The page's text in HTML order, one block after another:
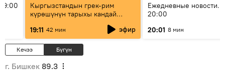
Кыргызстандын грек-рим
күрөшүнүн тарыхы кандай
19:11 42 мин эфир
Ежедневные новости.
20:00
20:01 8 мин
Кечээ Бүгүн
г. Бишкек 89.3